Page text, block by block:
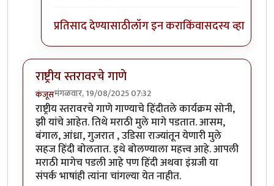
प्रतिसाद देण्यासाठीलॉग इन कराकिंवासदस्य व्हा
राष्ट्रीय स्तरावरचे गाणे
कंजूसमंगळवार, 19/08/2025 07:32
राष्ट्रीय स्तरावरचे गाणे गाण्याचे हिंदीतले कार्यक्रम सोनी,
झी यांचे आहेत. तिथे मराठी मुले मागे पडतात. आसम,
बंगाल, आंध्रा, गुजरात , उडिसा राज्यांतून येणारी मुले
सहज हिंदी बोलतात. इथे बोलण्याला महत्त्व आहे. आपली
मराठी मागेच पडली आहे पण हिंदी अथवा इंग्रजी या
संपर्क भाषांही त्यांना चांगल्या येत नाहीत.